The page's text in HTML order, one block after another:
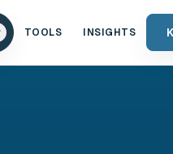
TOOLS INSIGHTS